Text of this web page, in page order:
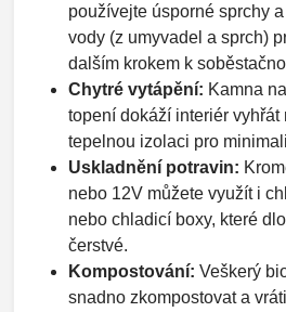
používejte úsporné sprchy
vody (z umyvadel a sprch)
dalším krokem k
Chytré vytápění: Kamna
topení dokáží interiér
tepelnou izolaci pro
Uskladnění potravin:
nebo 12V můžete využít i
nebo chladicí boxy, které
čerstvé.
Kompostování: Veškerý
snadno zkompostovat a